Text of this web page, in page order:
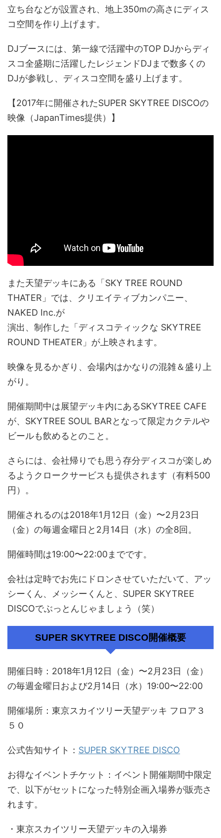
立ち台などが設置され、地上350mの高さにディス
コ空間を作り上げます。
DJブースには、第一線で活躍中のTOP DJからディ
スコ全盛期に活躍したレジェンドDJまで数多くの
DJが参戦し、ディスコ空間を盛り上げます。
【2017年に開催されたSUPER SKYTREE DISCOの
映像（JapanTimes提供）】
また天望デッキにある「SKY TREE ROUND
THATER」では、クリエイティブカンパニー、
NAKED Inc.が
演出、制作した「ディスコティックな SKYTREE
ROUND THEATER」が上映されます。
映像を見るかぎり、会場内はかなりの混雑＆盛り上
がり。
開催期間中は展望デッキ内にあるSKYTREE CAFE
が、SKYTREE SOUL BARとなって限定カクテルや
ビールも飲めるとのこと。
さらには、会社帰りでも思う存分ディスコが楽しめ
るようクロークサービスも提供されます（有料500
円）。
開催されるのは2018年1月12日（金）〜2月23日
（金）の毎週金曜日と2月14日（水）の全8回。
開催時間は19:00〜22:00までです。
会社は定時でお先にドロンさせていただいて、アッ
シーくん、メッシーくんと、SUPER SKYTREE
DISCOでぶっとんじゃましょう（笑）
SUPER SKYTREE DISCO開催概要
開催日時：2018年1月12日（金）〜2月23日（金）
の毎週金曜日および2月14日（水）19:00〜22:00
開催場所：東京スカイツリー天望デッキ フロア３
５０
公式告知サイト： SUPER SKYTREE DISCO
お得なイベントチケット：イベント開催期間中限定
で、以下がセットになった特別企画入場券が販売さ
れます。
・東京スカイツリー天望デッキの入場券